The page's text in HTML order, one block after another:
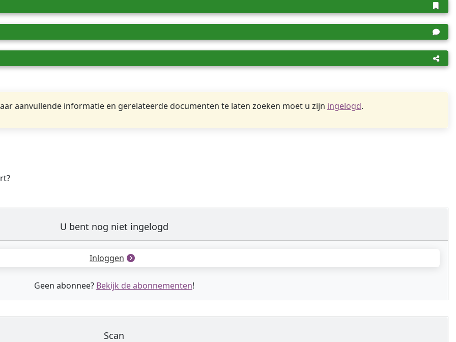
aanvullende informatie en gerelateerde documenten te laten zoeken moet u zijn ingelogd.
U bent nog niet ingelogd
Inloggen
Geen abonnee? Bekijk de abonnementen!
Scan